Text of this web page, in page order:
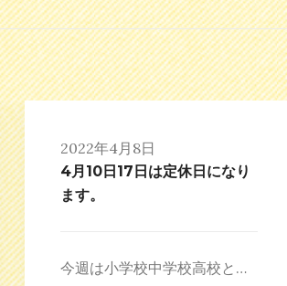
2022年4月8日
4月10日17日は定休日になり
ます。
今週は小学校中学校高校と…